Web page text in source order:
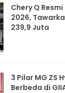
Chery Q
2026,
239,9 Juta
3 Pilar MG ZS
Berbeda di